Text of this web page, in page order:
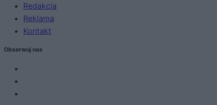
Redakcja
Reklama
Kontakt
Obserwuj nas